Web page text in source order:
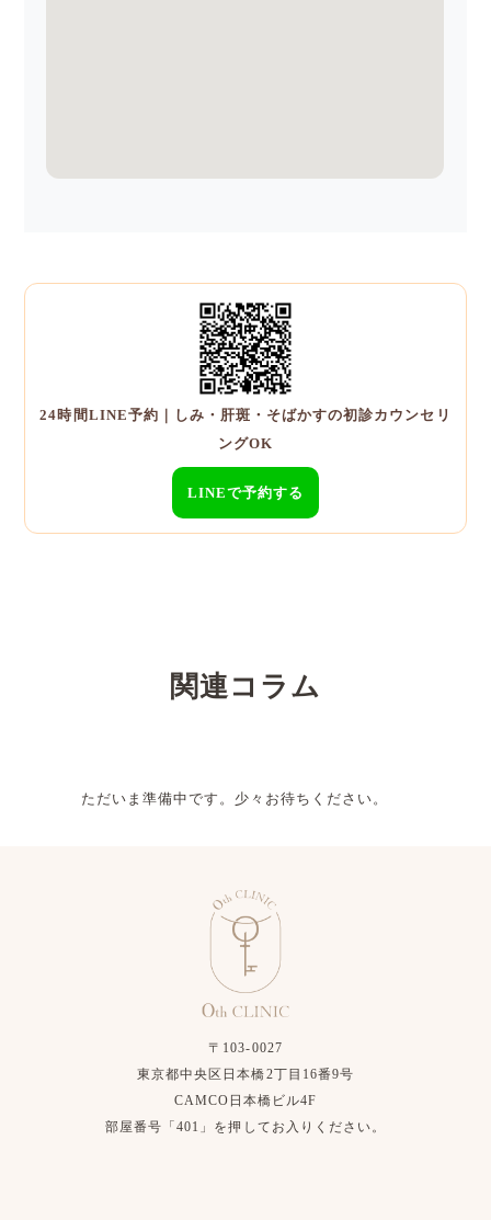
24時間LINE予約｜しみ・肝斑・そばかすの初診カウンセリ
ングOK
LINEで予約する
関連コラム
ただいま準備中です。少々お待ちください。
〒103-0027
東京都中央区日本橋2丁目16番9号
CAMCO日本橋ビル4F
部屋番号「401」を押してお入りください。